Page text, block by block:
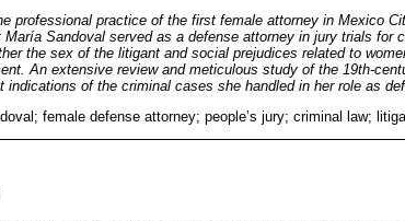
professional practice of the first female attorney in Mexico
Sandoval served as a defense attorney in jury trials for
the sex of the litigant and social prejudices related to
An extensive review and meticulous study of the 19th-
indications of the criminal cases she handled in her role as
female defense attorney; people’s jury; criminal law;